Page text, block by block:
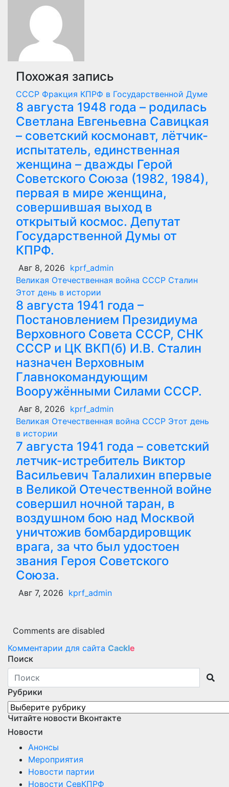
Похожая запись
СССР Фракция КПРФ в Государственной Думе
8 августа 1948 года – родилась
Светлана Евгеньевна Савицкая
– советский космонавт, лётчик-
испытатель, единственная
женщина – дважды Герой
Советского Союза (1982, 1984),
первая в мире женщина,
совершившая выход в
открытый космос. Депутат
Государственной Думы от
КПРФ.
Авг 8, 2026 kprf_admin
Великая Отечественная война СССР Сталин
Этот день в истории
8 августа 1941 года –
Постановлением Президиума
Верховного Совета СССР, СНК
СССР и ЦК ВКП(б) И.В. Сталин
назначен Верховным
Главнокомандующим
Вооружёнными Силами СССР.
Авг 8, 2026 kprf_admin
Великая Отечественная война СССР Этот день
в истории
7 августа 1941 года – советский
летчик-истребитель Виктор
Васильевич Талалихин впервые
в Великой Отечественной войне
совершил ночной таран, в
воздушном бою над Москвой
уничтожив бомбардировщик
врага, за что был удостоен
звания Героя Советского
Союза.
Авг 7, 2026 kprf_admin
Comments are disabled
Комментарии для сайта Cackle
Поиск
Рубрики
Рубрики
Читайте новости Вконтакте
Новости
Анонсы
Мероприятия
Новости партии
Новости СевКПРФ